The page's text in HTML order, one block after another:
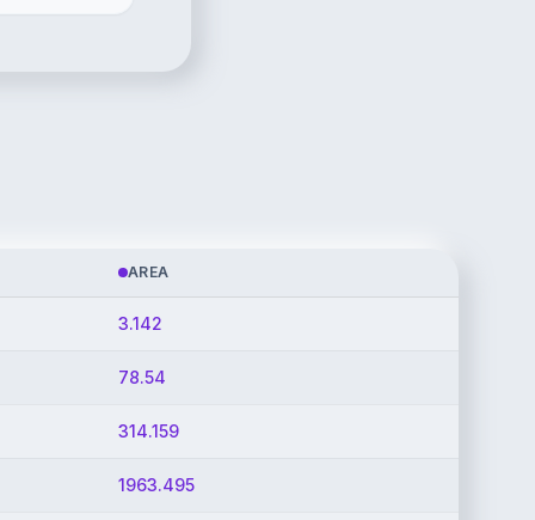
AREA
3.142
78.54
314.159
1963.495